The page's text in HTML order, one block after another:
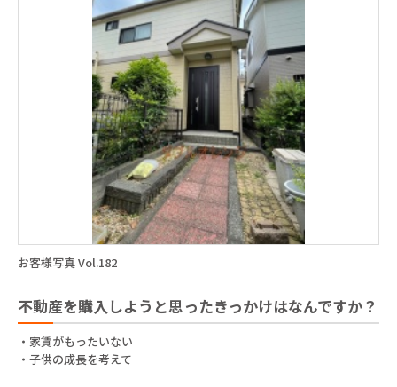
お客様写真 Vol.182
不動産を購入しようと思ったきっかけはなんですか？
・家賃がもったいない
・子供の成長を考えて